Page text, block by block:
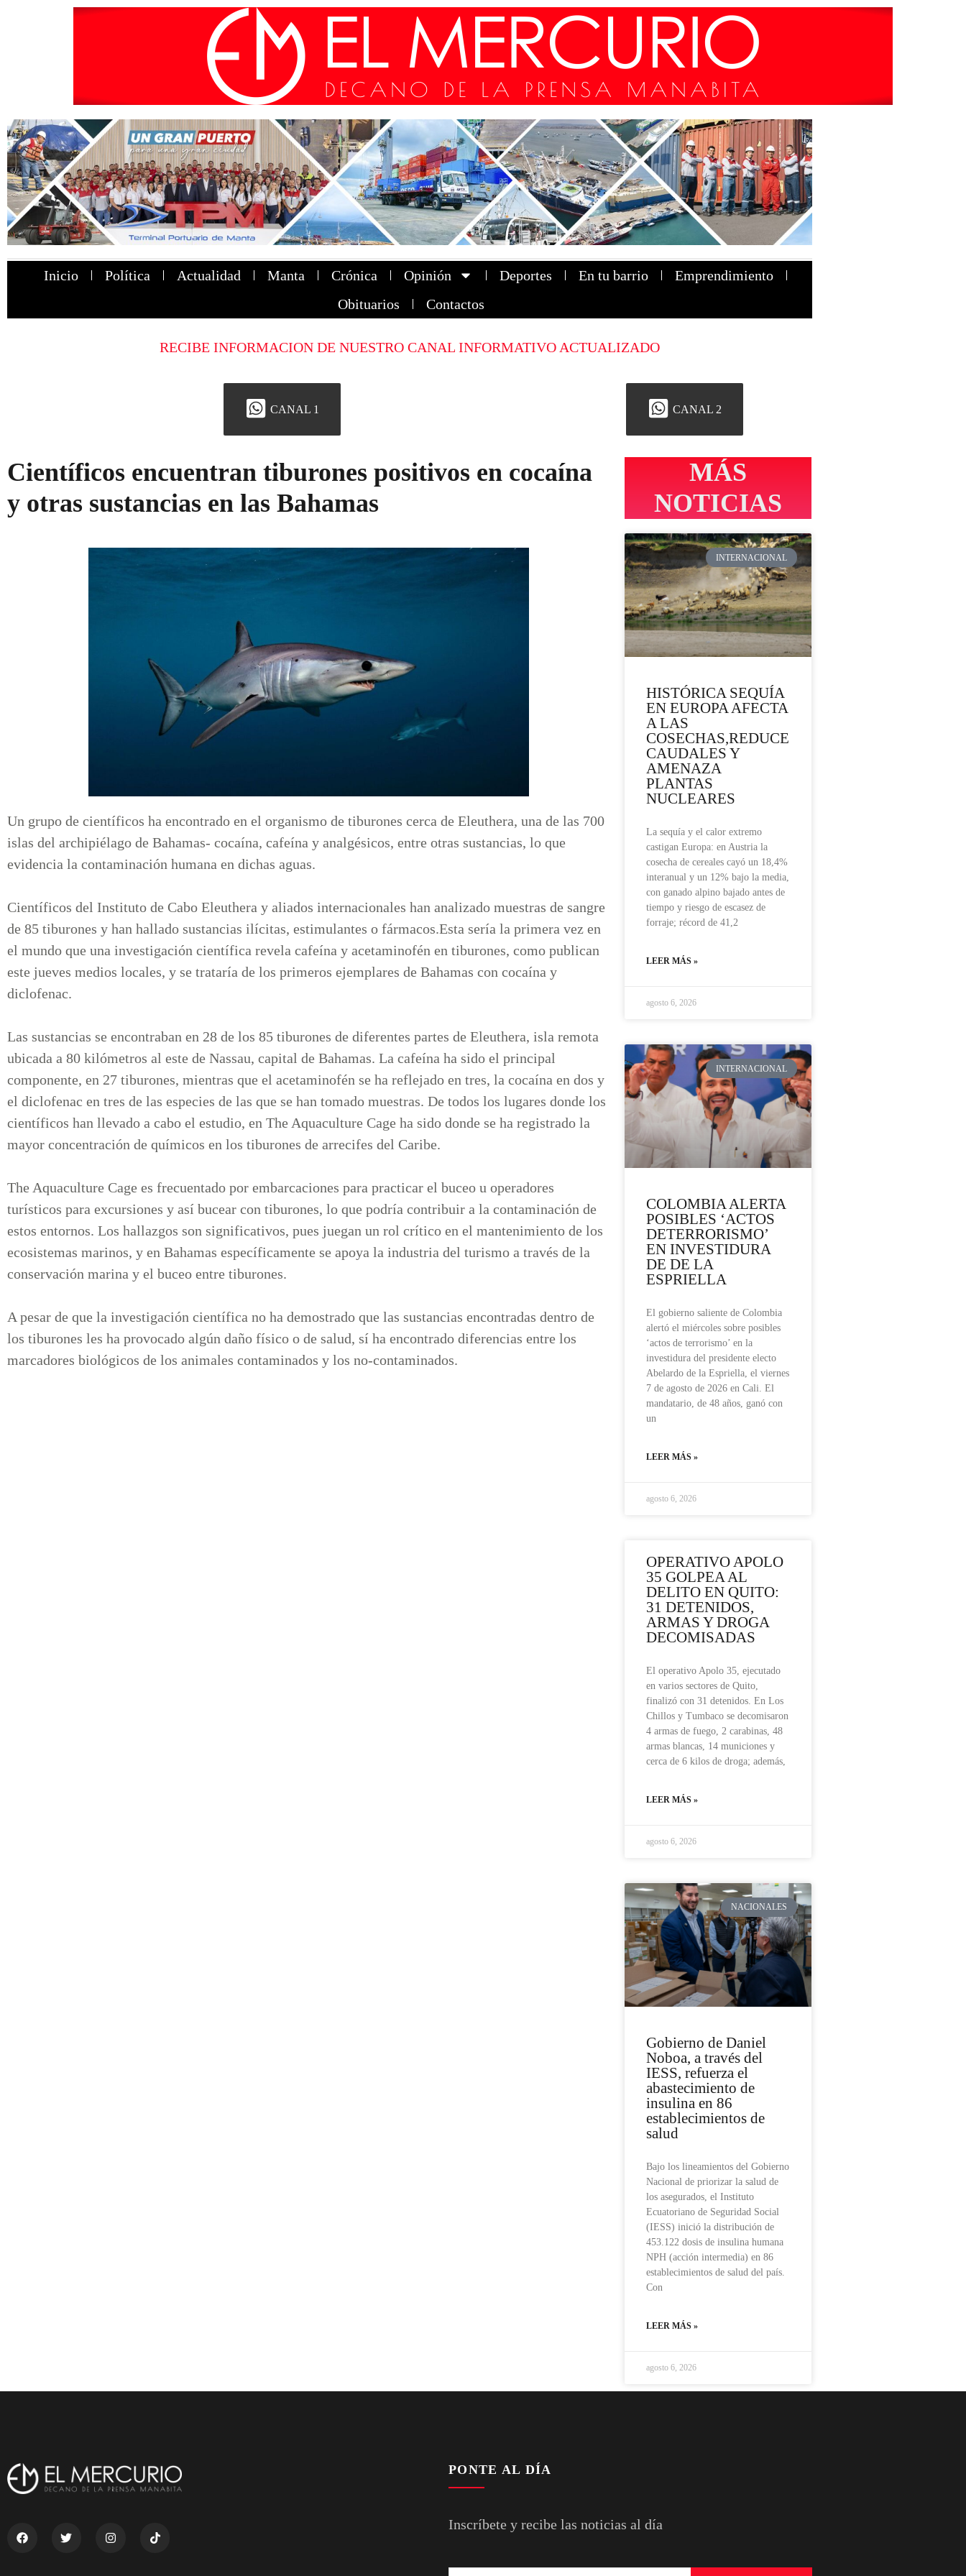
Inicio Política Actualidad Manta Crónica Opinión Deportes En tu barrio
Emprendimiento
Obituarios
Contactos
RECIBE INFORMACION DE NUESTRO CANAL INFORMATIVO ACTUALIZADO
CANAL 1 CANAL 2
Científicos encuentran tiburones positivos en cocaína
y otras sustancias en las Bahamas
Un grupo de científicos ha encontrado en el organismo de tiburones cerca de Eleuthera, una de las 700
islas del archipiélago de Bahamas- cocaína, cafeína y analgésicos, entre otras sustancias, lo que
evidencia la contaminación humana en dichas aguas.
Científicos del Instituto de Cabo Eleuthera y aliados internacionales han analizado muestras de sangre
de 85 tiburones y han hallado sustancias ilícitas, estimulantes o fármacos.Esta sería la primera vez en
el mundo que una investigación científica revela cafeína y acetaminofén en tiburones, como publican
este jueves medios locales, y se trataría de los primeros ejemplares de Bahamas con cocaína y
diclofenac.
Las sustancias se encontraban en 28 de los 85 tiburones de diferentes partes de Eleuthera, isla remota
ubicada a 80 kilómetros al este de Nassau, capital de Bahamas. La cafeína ha sido el principal
componente, en 27 tiburones, mientras que el acetaminofén se ha reflejado en tres, la cocaína en dos y
el diclofenac en tres de las especies de las que se han tomado muestras. De todos los lugares donde los
científicos han llevado a cabo el estudio, en The Aquaculture Cage ha sido donde se ha registrado la
mayor concentración de químicos en los tiburones de arrecifes del Caribe.
The Aquaculture Cage es frecuentado por embarcaciones para practicar el buceo u operadores
turísticos para excursiones y así bucear con tiburones, lo que podría contribuir a la contaminación de
estos entornos. Los hallazgos son significativos, pues juegan un rol crítico en el mantenimiento de los
ecosistemas marinos, y en Bahamas específicamente se apoya la industria del turismo a través de la
conservación marina y el buceo entre tiburones.
A pesar de que la investigación científica no ha demostrado que las sustancias encontradas dentro de
los tiburones les ha provocado algún daño físico o de salud, sí ha encontrado diferencias entre los
marcadores biológicos de los animales contaminados y los no-contaminados.
MÁS
NOTICIAS
INTERNACIONAL
HISTÓRICA SEQUÍA
EN EUROPA AFECTA
A LAS
COSECHAS,REDUCE
CAUDALES Y
AMENAZA
PLANTAS
NUCLEARES
La sequía y el calor extremo
castigan Europa: en Austria la
cosecha de cereales cayó un 18,4%
interanual y un 12% bajo la media,
con ganado alpino bajado antes de
tiempo y riesgo de escasez de
forraje; récord de 41,2
LEER MÁS »
agosto 6, 2026
INTERNACIONAL
COLOMBIA ALERTA
POSIBLES ‘ACTOS
DETERRORISMO’
EN INVESTIDURA
DE DE LA
ESPRIELLA
El gobierno saliente de Colombia
alertó el miércoles sobre posibles
‘actos de terrorismo’ en la
investidura del presidente electo
Abelardo de la Espriella, el viernes
7 de agosto de 2026 en Cali. El
mandatario, de 48 años, ganó con
un
LEER MÁS »
agosto 6, 2026
OPERATIVO APOLO
35 GOLPEA AL
DELITO EN QUITO:
31 DETENIDOS,
ARMAS Y DROGA
DECOMISADAS
El operativo Apolo 35, ejecutado
en varios sectores de Quito,
finalizó con 31 detenidos. En Los
Chillos y Tumbaco se decomisaron
4 armas de fuego, 2 carabinas, 48
armas blancas, 14 municiones y
cerca de 6 kilos de droga; además,
LEER MÁS »
agosto 6, 2026
NACIONALES
Gobierno de Daniel
Noboa, a través del
IESS, refuerza el
abastecimiento de
insulina en 86
establecimientos de
salud
Bajo los lineamientos del Gobierno
Nacional de priorizar la salud de
los asegurados, el Instituto
Ecuatoriano de Seguridad Social
(IESS) inició la distribución de
453.122 dosis de insulina humana
NPH (acción intermedia) en 86
establecimientos de salud del país.
Con
LEER MÁS »
agosto 6, 2026
PONTE AL DÍA
Inscríbete y recibe las noticias al día